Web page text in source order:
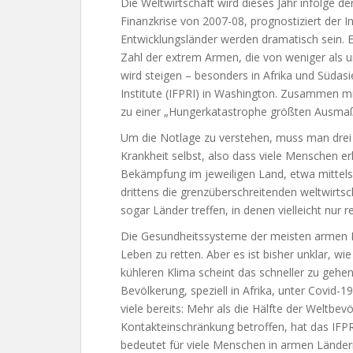
Die Weltwirtschaft wird dieses Jahr infolge
Finanzkrise von 2007-08, prognostiziert der
Entwicklungsländer werden dramatisch sein.
Zahl der extrem Armen, die von weniger als
wird steigen – besonders in Afrika und
Institute (IFPRI) in Washington. Zusammen
zu einer „Hungerkatastrophe größten
Um die Notlage zu verstehen, muss man
Krankheit selbst, also dass viele Menschen
Bekämpfung im jeweiligen Land, etwa
drittens die grenzüberschreitenden
sogar Länder treffen, in denen vielleicht nur
Die Gesundheitssysteme der meisten
Leben zu retten. Aber es ist bisher unklar,
kühleren Klima scheint das schneller zu
Bevölkerung, speziell in Afrika, unter Covid-
viele bereits: Mehr als die Hälfte der
Kontakteinschränkung betroffen, hat das
bedeutet für viele Menschen in armen